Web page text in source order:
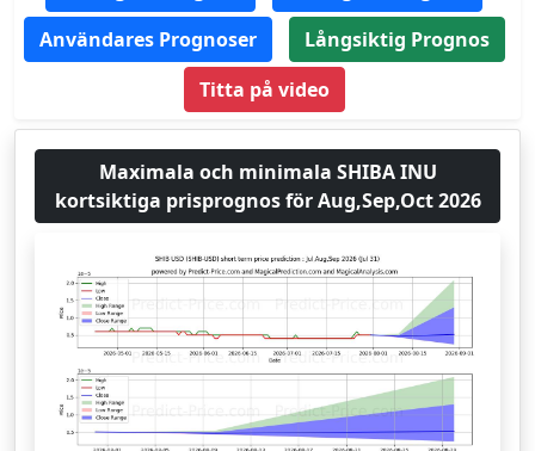
Användares Prognoser
Långsiktig Prognos
Titta på video
Maximala och minimala SHIBA INU
kortsiktiga prisprognos för Aug,Sep,Oct 2026